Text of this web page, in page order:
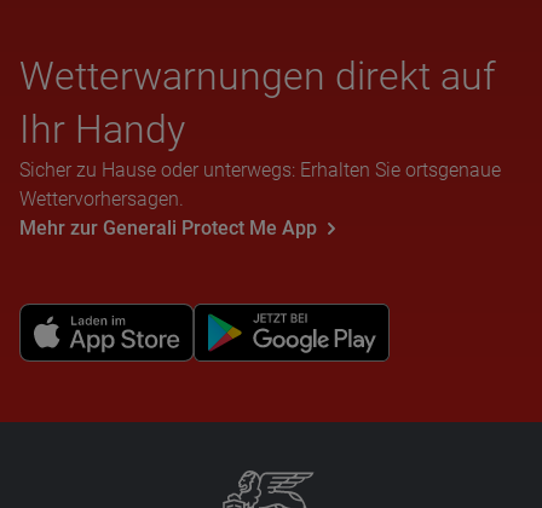
Wet­ter­war­nun­gen direkt auf
Ihr Handy
Sicher zu Hause oder unterwegs: Erhalten Sie ortsgenaue
Wettervorhersagen.
Mehr zur Generali Protect Me App